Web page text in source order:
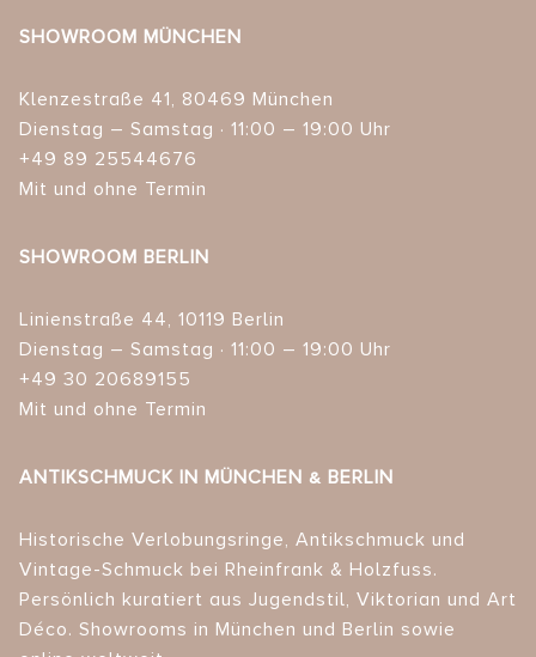
SHOWROOM MÜNCHEN
Klenzestraße 41, 80469 München
Dienstag – Samstag · 11:00 – 19:00 Uhr
+49 89 25544676
Mit und ohne Termin
SHOWROOM BERLIN
Linienstraße 44, 10119 Berlin
Dienstag – Samstag · 11:00 – 19:00 Uhr
+49 30 20689155
Mit und ohne Termin
ANTIKSCHMUCK IN MÜNCHEN & BERLIN
Historische Verlobungsringe, Antikschmuck und
Vintage-Schmuck bei Rheinfrank & Holzfuss.
Persönlich kuratiert aus Jugendstil, Viktorian und Art
Déco. Showrooms in München und Berlin sowie